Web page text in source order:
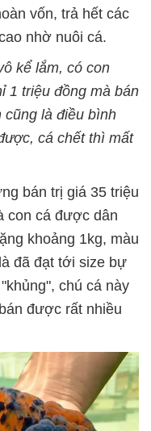
vốn, trả hết các
nhờ nuôi cá.
kể lắm, có con
1 triệu đồng mà bán
cũng là điều bình
cá chết thì mất
bán trị giá 35 triệu
con cá được dân
khoảng 1kg, màu
đã đạt tới size bự
chú cá này
được rất nhiều